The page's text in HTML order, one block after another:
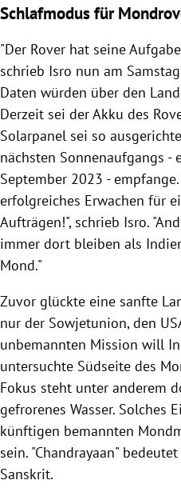
Schlafmodus für
"Der Rover hat seine
schrieb Isro nun am
Daten würden über den
Derzeit sei der Akku des
Solarpanel sei so
nächsten Sonnenaufgangs -
September 2023 -
erfolgreiches Erwachen für
Aufträgen!", schrieb Isro.
immer dort bleiben als
Mond."
Zuvor glückte eine sanfte
nur der Sowjetunion, den
unbemannten Mission will
untersuchte Südseite des
Fokus steht unter anderem
gefrorenes Wasser. Solches
künftigen bemannten
sein. "Chandrayaan"
Sanskrit.